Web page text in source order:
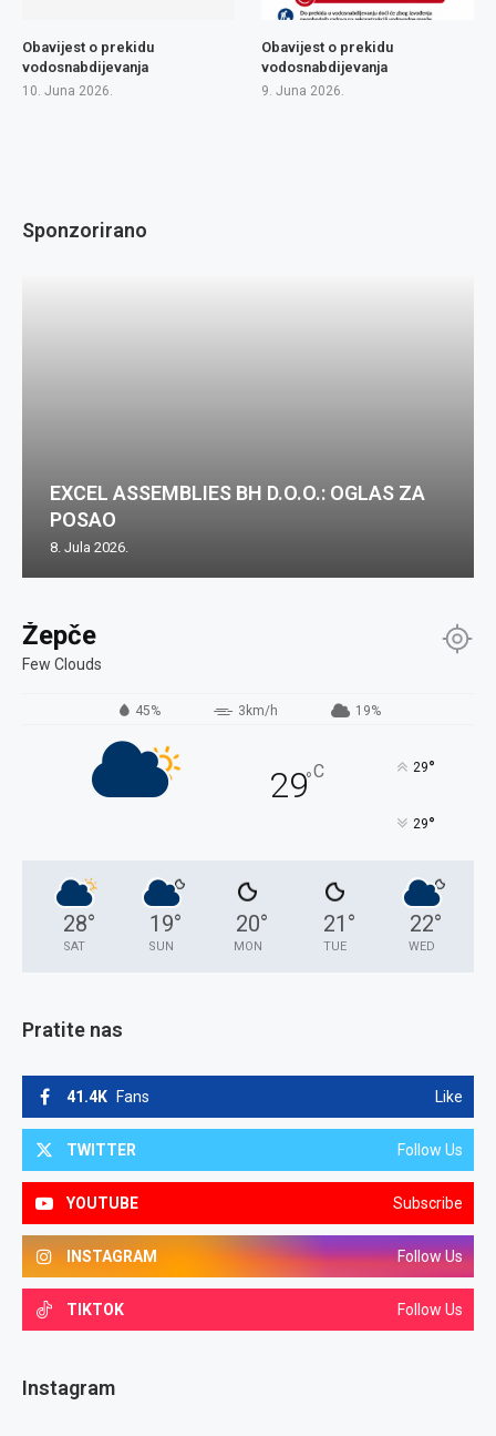
Žepče
Few Clouds
45% 3km/h 19%
29°C 29°
29°
28°
SAT
19°
SUN
20°
MON
21 °
TUE
22°
WED
Pratite nas
41.4K Fans Like
TWITTER Follow Us
YOUTUBE Subscribe
INSTAGRAM Follow Us
TIKTOK Follow Us
Instagram
Obavijest o prekidu
vodosnabdijevanja
10. Juna 2026.
Obavijest o prekidu
vodosnabdijevanja
9. Juna 2026.
Sponzorirano
EXCEL ASSEMBLIES BH D.O.O.: OGLAS ZA
POSAO
8. Jula 2026.